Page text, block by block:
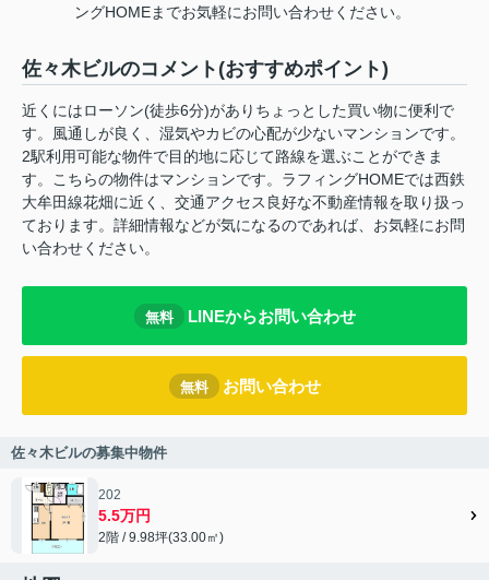
ングHOMEまでお気軽にお問い合わせください。
佐々木ビルのコメント(おすすめポイント)
近くにはローソン(徒歩6分)がありちょっとした買い物に便利で
す。風通しが良く、湿気やカビの心配が少ないマンションです。
2駅利用可能な物件で目的地に応じて路線を選ぶことができま
す。こちらの物件はマンションです。ラフィングHOMEでは西鉄
大牟田線花畑に近く、交通アクセス良好な不動産情報を取り扱っ
ております。詳細情報などが気になるのであれば、お気軽にお問
い合わせください。
無料 LINEからお問い合わせ
無料 お問い合わせ
佐々木ビルの募集中物件
202
5.5万円
2階 / 9.98坪(33.00㎡)